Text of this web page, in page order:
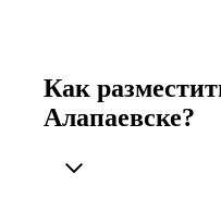
Как
Алапаевске?